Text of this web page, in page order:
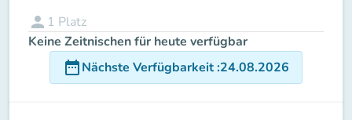
person 1 Platz
Keine Zeitnischen für heute verfügbar
date_rangeNächste Verfügbarkeit:24.08.2026